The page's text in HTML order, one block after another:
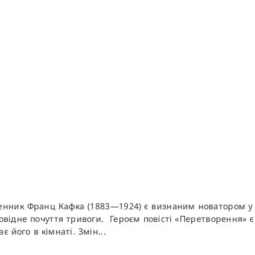
Франц Кафка (1883—1924) є визнаним новатором у
почуття тривоги. Героєм повісті
його в кімнаті. Змін...